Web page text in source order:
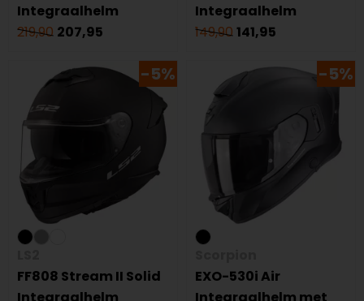
Integraalhelm
219,90 207,95
Integraalhelm
149,90 141,95
-5%
FF808 Stream II Solid
-5%
EXO-530i Air